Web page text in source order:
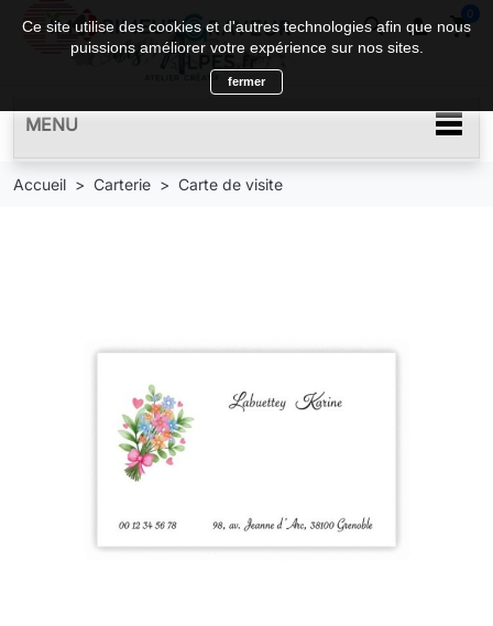
search  shopping_cart
0
MENU
Accueil Carterie Carte de visite
Ce site utilise des cookies et d'autres technologies afin que nous
puissions améliorer votre expérience sur nos sites.
fermer